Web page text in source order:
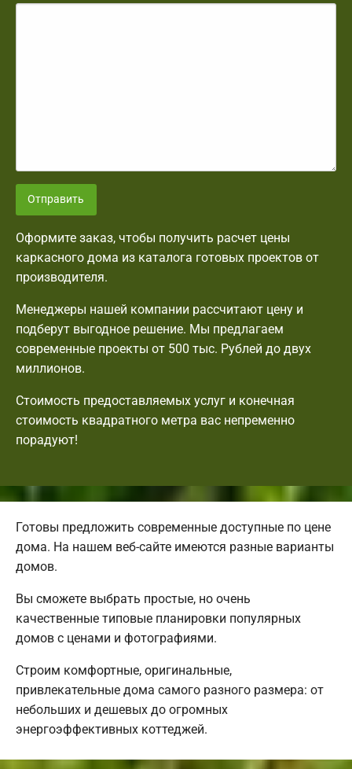
Отправить
Оформите заказ, чтобы получить расчет цены
каркасного дома из каталога готовых проектов от
производителя.
Менеджеры нашей компании рассчитают цену и
подберут выгодное решение. Мы предлагаем
современные проекты от 500 тыс. Рублей до двух
миллионов.
Стоимость предоставляемых услуг и конечная
стоимость квадратного метра вас непременно
порадуют!
Готовы предложить современные доступные по цене
дома. На нашем веб-сайте имеются разные варианты
домов.
Вы сможете выбрать простые, но очень
качественные типовые планировки популярных
домов с ценами и фотографиями.
Строим комфортные, оригинальные,
привлекательные дома самого разного размера: от
небольших и дешевых до огромных
энергоэффективных коттеджей.